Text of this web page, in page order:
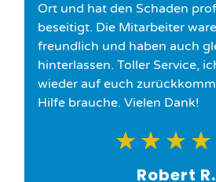
Ort und hat den Schaden
beseitigt. Die Mitarbeiter
freundlich und haben auch
hinterlassen. Toller Service,
wieder auf euch
Hilfe brauche. Vielen Dank!
★ ★ ★ ★
Robert R.